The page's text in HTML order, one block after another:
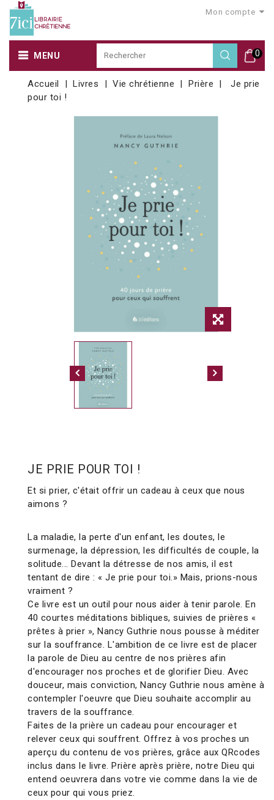
Mon compte
0
MENU
Accueil Livres Vie chrétienne Prière
Je prie
pour toi !
JE PRIE POUR TOI !
Et si prier, c'était offrir un cadeau à ceux que nous
aimons ?
La maladie, la perte d'un enfant, les doutes, le
surmenage, la dépression, les difficultés de couple, la
solitude... Devant la détresse de nos amis, il est
tentant de dire : « Je prie pour toi.» Mais, prions-nous
vraiment ?
Ce livre est un outil pour nous aider à tenir parole. En
40 courtes méditations bibliques, suivies de prières «
prêtes à prier », Nancy Guthrie nous pousse à méditer
sur la souffrance. L'ambition de ce livre est de placer
la parole de Dieu au centre de nos prières afin
d'encourager nos proches et de glorifier Dieu. Avec
douceur, mais conviction, Nancy Guthrie nous amène à
contempler l'oeuvre que Dieu souhaite accomplir au
travers de la souffrance.
Faites de la prière un cadeau pour encourager et
relever ceux qui souffrent. Offrez à vos proches un
aperçu du contenu de vos prières, grâce aux QRcodes
inclus dans le livre. Prière après prière, notre Dieu qui
entend oeuvrera dans votre vie comme dans la vie de
ceux pour qui vous priez.